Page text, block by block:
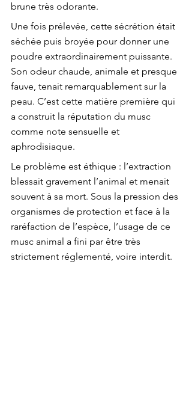
brune très odorante.
Une fois prélevée, cette sécrétion était
séchée puis broyée pour donner une
poudre extraordinairement puissante.
Son odeur chaude, animale et presque
fauve, tenait remarquablement sur la
peau. C’est cette matière première qui
a construit la réputation du musc
comme note sensuelle et
aphrodisiaque.
Le problème est éthique : l’extraction
blessait gravement l’animal et menait
souvent à sa mort. Sous la pression des
organismes de protection et face à la
raréfaction de l’espèce, l’usage de ce
musc animal a fini par être très
strictement réglementé, voire interdit.